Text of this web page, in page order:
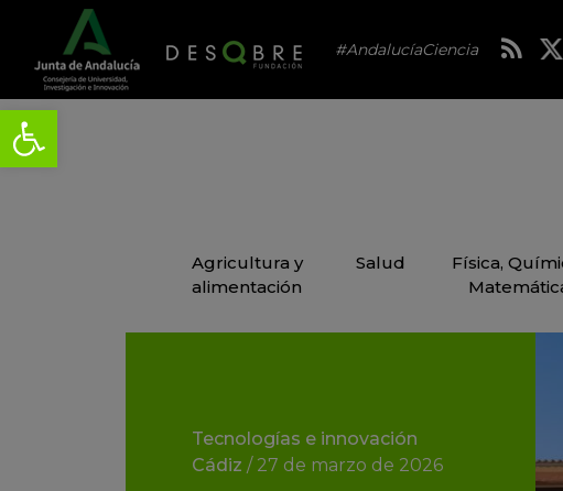
#AndalucíaCiencia
Agricultura y
alimentación
Salud
Física,
Tecnologías e innovación
Cádiz / 27 de marzo de 2026